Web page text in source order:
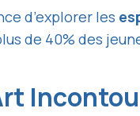
d’explorer les
de 40% des